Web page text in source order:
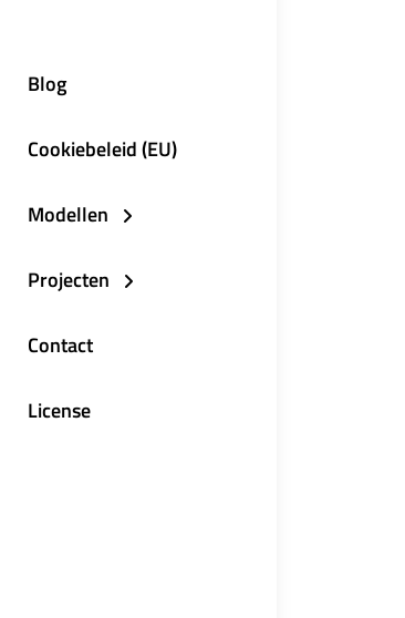
Blog
Cookiebeleid (EU)
Modellen
Projecten
Contact
License